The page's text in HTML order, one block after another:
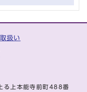
扱い
上本能寺前町488番